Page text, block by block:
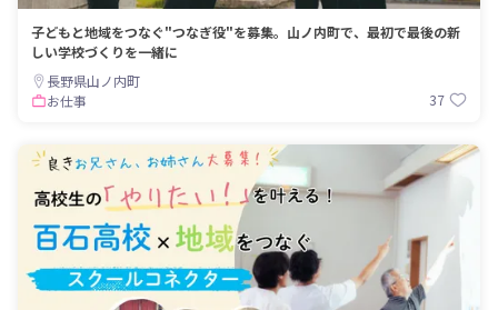
子どもと地域をつなぐ"つなぎ役"を募集。山ノ内町で、最初で最後の新
しい学校づくりを一緒に
長野県山ノ内町
お仕事
37